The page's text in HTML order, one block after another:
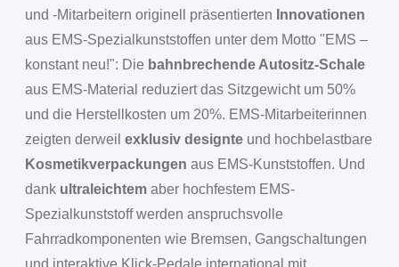
und -Mitarbeitern originell präsentierten Innovationen
aus EMS-Spezialkunststoffen unter dem Motto "EMS –
konstant neu!": Die bahnbrechende Autositz-Schale
aus EMS-Material reduziert das Sitzgewicht um 50%
und die Herstellkosten um 20%. EMS-Mitarbeiterinnen
zeigten derweil exklusiv designte und hochbelastbare
Kosmetikverpackungen aus EMS-Kunststoffen. Und
dank ultraleichtem aber hochfestem EMS-
Spezialkunststoff werden anspruchsvolle
Fahrradkomponenten wie Bremsen, Gangschaltungen
und interaktive Klick-Pedale international mit